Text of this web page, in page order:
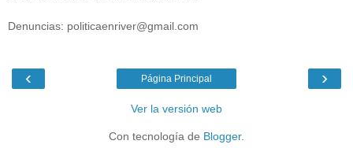
Denuncias: politicaenriver@gmail.com
‹ ›
Página Principal
Ver la versión web
Con tecnología de Blogger.